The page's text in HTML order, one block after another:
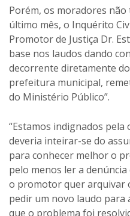
do Ministério Público”.
“Estamos indignados
deveria inteirar-se do
para conhecer melhor o
pelo menos ler a denúncia
o promotor quer arquivar
que o problema foi
Santana, que por conta
Novo, trocou de endereço.
Ainda de acordo com o
Wallace, “a Prefeitura